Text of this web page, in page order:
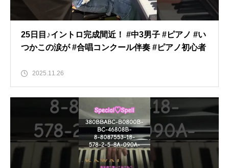
25日目♪イントロ完成間近！ #中3男子 #ピアノ #い
つかこの涙が #合唱コンクール伴奏 #ピアノ初心者
2025.11.26